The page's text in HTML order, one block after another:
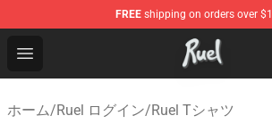
FREE shipping on orders over
Open menu
Ruel Store - Official Ruel
ホーム/Ruel ログイン/Ruel Tシャツ